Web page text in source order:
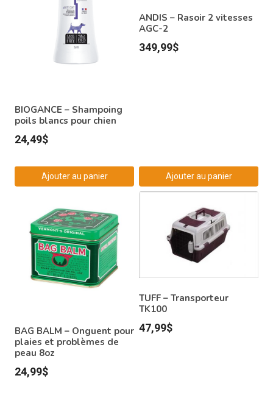
BIOGANCE – Shampoing
poils blancs pour chien
24,49$
Ajouter au panier
ANDIS – Rasoir 2 vitesses
AGC-2
349,99$
Ajouter au panier
BAG BALM – Onguent pour
plaies et problèmes de
peau 8oz
24,99$
TUFF – Transporteur
TK100
47,99$